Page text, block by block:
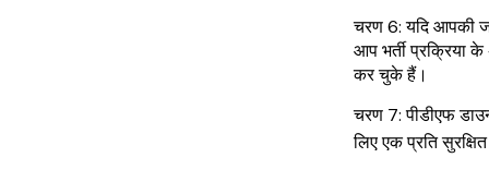
चरण 6: यदि आपकी
आप भर्ती प्रक्रिया
कर चुके हैं।
चरण 7: पीडीएफ
लिए एक प्रति